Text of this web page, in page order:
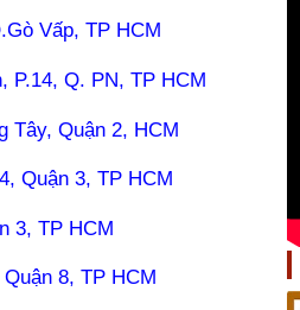
Vấp, TP HCM
P.14, Q. PN, TP HCM
Tây, Quận 2, HCM
Quận 3, TP HCM
3, TP HCM
8, TP HCM